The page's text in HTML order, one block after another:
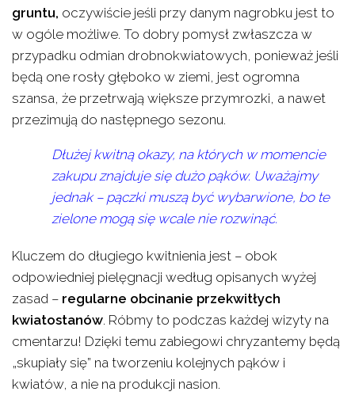
gruntu, oczywiście jeśli przy danym nagrobku jest to
w ogóle możliwe. To dobry pomysł zwłaszcza w
przypadku odmian drobnokwiatowych, ponieważ jeśli
będą one rosły głęboko w ziemi, jest ogromna
szansa, że przetrwają większe przymrozki, a nawet
przezimują do następnego sezonu.
Dłużej kwitną okazy, na których w momencie
zakupu znajduje się dużo pąków. Uważajmy
jednak – pączki muszą być wybarwione, bo te
zielone mogą się wcale nie rozwinąć.
Kluczem do długiego kwitnienia jest – obok
odpowiedniej pielęgnacji według opisanych wyżej
zasad – regularne obcinanie przekwitłych
kwiatostanów. Róbmy to podczas każdej wizyty na
cmentarzu! Dzięki temu zabiegowi chryzantemy będą
„skupiały się” na tworzeniu kolejnych pąków i
kwiatów, a nie na produkcji nasion.